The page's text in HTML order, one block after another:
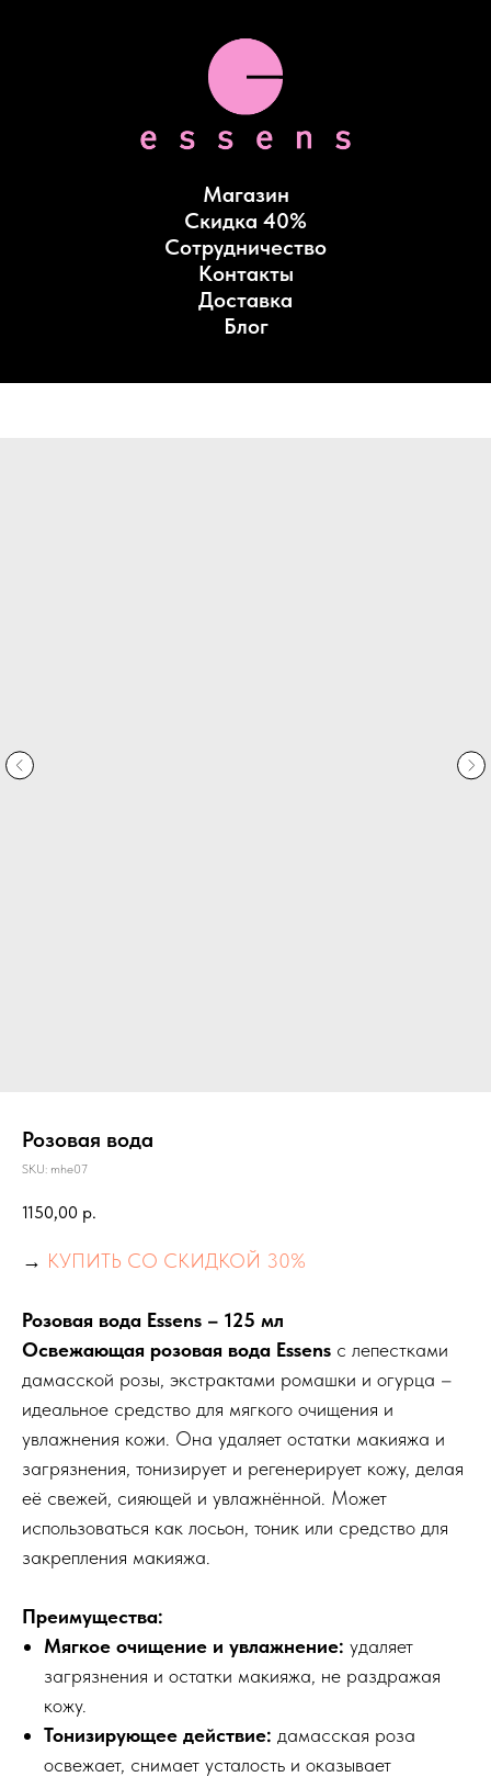
Магазин
Скидка 40%
Сотрудничество
Контакты
Доставка
Блог
Розовая вода
SKU: mhe07
1150,00 р.
→ КУПИТЬ СО СКИДКОЙ 30%
Розовая вода Essens – 125 мл
Освежающая розовая вода Essens с лепестками
дамасской розы, экстрактами ромашки и огурца –
идеальное средство для мягкого очищения и
увлажнения кожи. Она удаляет остатки макияжа и
загрязнения, тонизирует и регенерирует кожу, делая
её свежей, сияющей и увлажнённой. Может
использоваться как лосьон, тоник или средство для
закрепления макияжа.
Преимущества:
Мягкое очищение и увлажнение: удаляет
загрязнения и остатки макияжа, не раздражая
кожу.
Тонизирующее действие: дамасская роза
освежает, снимает усталость и оказывает